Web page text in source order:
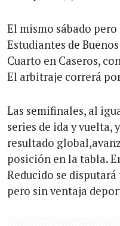
El mismo sábado
Estudiantes de
Cuarto en Caseros,
El arbitraje correrá
Las semifinales, al
series de ida y vuelta,
resultado
posición en la tabla.
Reducido se
pero sin ventaja